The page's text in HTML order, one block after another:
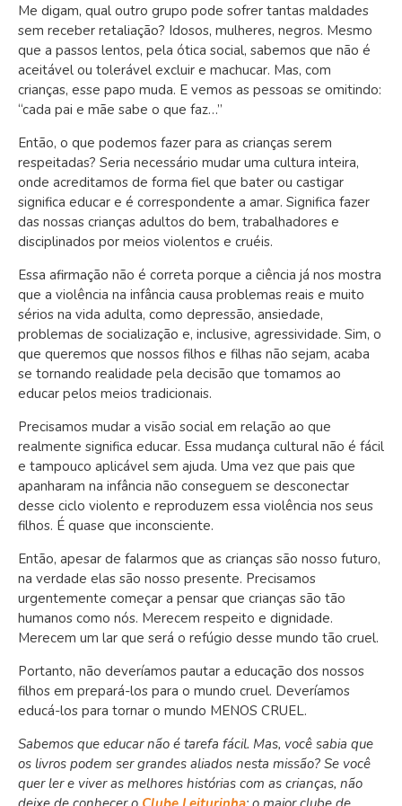
Me digam, qual outro grupo pode sofrer tantas maldades
sem receber retaliação? Idosos, mulheres, negros. Mesmo
que a passos lentos, pela ótica social, sabemos que não é
aceitável ou tolerável excluir e machucar. Mas, com
crianças, esse papo muda. E vemos as pessoas se omitindo:
“cada pai e mãe sabe o que faz…”
Então, o que podemos fazer para as crianças serem
respeitadas? Seria necessário mudar uma cultura inteira,
onde acreditamos de forma fiel que bater ou castigar
significa educar e é correspondente a amar. Significa fazer
das nossas crianças adultos do bem, trabalhadores e
disciplinados por meios violentos e cruéis.
Essa afirmação não é correta porque a ciência já nos mostra
que a violência na infância causa problemas reais e muito
sérios na vida adulta, como depressão, ansiedade,
problemas de socialização e, inclusive, agressividade. Sim, o
que queremos que nossos filhos e filhas não sejam, acaba
se tornando realidade pela decisão que tomamos ao
educar pelos meios tradicionais.
Precisamos mudar a visão social em relação ao que
realmente significa educar. Essa mudança cultural não é fácil
e tampouco aplicável sem ajuda. Uma vez que pais que
apanharam na infância não conseguem se desconectar
desse ciclo violento e reproduzem essa violência nos seus
filhos. É quase que inconsciente.
Então, apesar de falarmos que as crianças são nosso futuro,
na verdade elas são nosso presente. Precisamos
urgentemente começar a pensar que crianças são tão
humanos como nós. Merecem respeito e dignidade.
Merecem um lar que será o refúgio desse mundo tão cruel.
Portanto, não deveríamos pautar a educação dos nossos
filhos em prepará-los para o mundo cruel. Deveríamos
educá-los para tornar o mundo MENOS CRUEL.
Sabemos que educar não é tarefa fácil. Mas, você sabia que
os livros podem ser grandes aliados nesta missão? Se você
quer ler e viver as melhores histórias com as crianças, não